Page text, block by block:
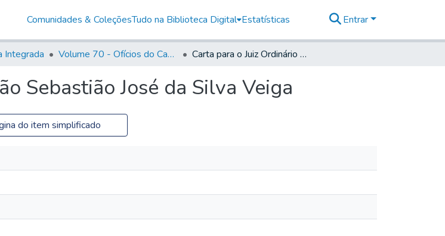
Comunidades & ColeçõesTudo na Biblioteca Digital Estatísticas Entrar
Integrada Volume 70 - Ofícios do Capitão General Martins Lopes de Saldanha aos diversos funcionários da Capitania (1775-1776) Carta para o Juiz Ordinário de São Sebastião José da Silva Veiga
Sebastião José da Silva Veiga
do item simplificado